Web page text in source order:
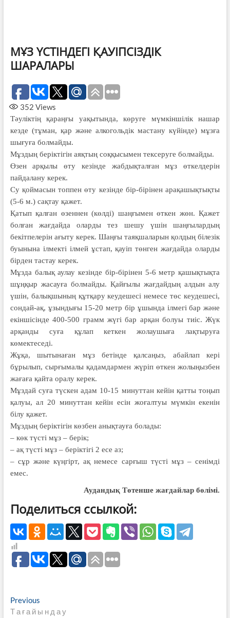
МҰЗ ҮСТІНДЕГІ ҚАУІПСІЗДІК
ШАРАЛАРЫ
352 Views
Тәуліктің қараңғы уақытында, көруге мүмкіншілік нашар
кезде (тұман, қар және алкогольдік мастану күйінде) мұзға
шығуға болмайды.
Мұздың беріктігін аяқтың соққысымен тексеруге болмайды.
Өзен арқылы өту кезінде жабдықталған мұз өткелдерін
пайдалану керек.
Су қоймасын топпен өту кезінде бір-бірінен арақашықтықты
(5-6 м.) сақтау қажет.
Қатып қалған өзеннен (көлді) шаңғымен өткен жөн. Қажет
болған жағдайда оларды тез шешу үшін шаңғылардың
бекітпелерін ағыту керек. Шаңғы таяқшаларын қолдың білезік
буынына ілмекті ілмей ұстап, қауіп төнген жағдайда оларды
бірден тастау керек.
Мұзда балық аулау кезінде бір-бірінен 5-6 метр қашықтықта
шұңқыр жасауға болмайды. Қайғылы жағдайдың алдын алу
үшін, балықшының құтқару кеудешесі немесе төс кеудешесі,
сондай-ақ, ұзындығы 15-20 метр бір ұшында ілмегі бар және
екіншісінде 400-500 грамм жүгі бар арқан болуы тиіс. Жүк
арқанды суға құлап кеткен жолаушыға лақтыруға
көмектеседі.
Жұқа, шытынаған мұз бетінде қалсаңыз, абайлап кері
бұрылып, сырғымалы қадамдармен жүріп өткен жолыңызбен
жағаға қайта оралу керек.
Мұздай суға түскен адам 10-15 минуттан кейін қатты тоңып
қалуы, ал 20 минуттан кейін есін жоғалтуы мүмкін екенін
білу қажет.
Мұздың беріктігін көзбен анықтауға болады:
– көк түсті мұз – берік;
– ақ түсті мұз – беріктігі 2 есе аз;
– сұр және күңгірт, ақ немесе сарғыш түсті мұз – сенімді
емес.
Аудандық Төтеншежағдайлар бөлімі.
Поделиться ссылкой:
Навигация
PreviousPrevious
post:
Т а ғ а й ы н д а у